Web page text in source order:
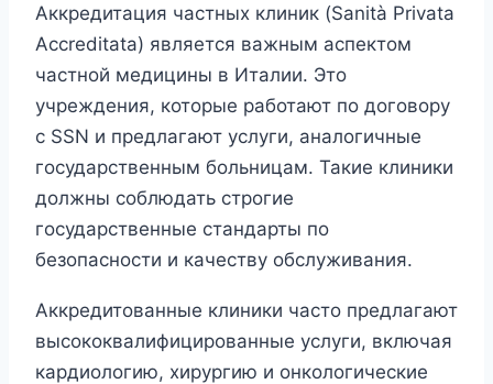
Аккредитация частных клиник (Sanità Privata
Accreditata) является важным аспектом
частной медицины в Италии. Это
учреждения, которые работают по договору
с SSN и предлагают услуги, аналогичные
государственным больницам. Такие клиники
должны соблюдать строгие
государственные стандарты по
безопасности и качеству обслуживания.
Аккредитованные клиники часто предлагают
высококвалифицированные услуги, включая
кардиологию, хирургию и онкологические